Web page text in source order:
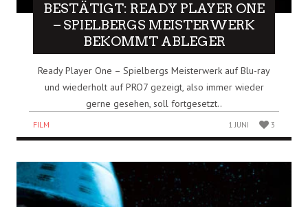
BESTÄTIGT: READY PLAYER ONE
– SPIELBERGS MEISTERWERK
BEKOMMT ABLEGER
Ready Player One – Spielbergs Meisterwerk auf Blu-ray
und wiederholt auf PRO7 gezeigt, also immer wieder
gerne gesehen, soll fortgesetzt..
FILM 1 JUNI 3